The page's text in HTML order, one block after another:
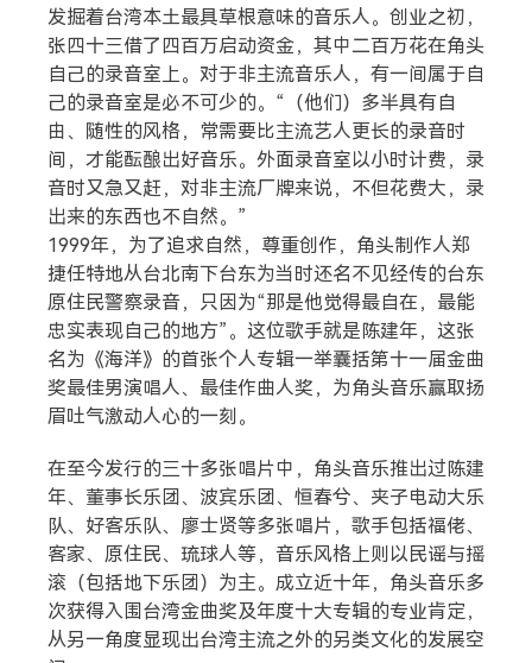
摄影
发掘着台湾本土最具草根意味的音乐人。创业之初，
张四十三借了四百万启动资金，其中二百万花在角头
自己的录音室上。对于非主流音乐人，有一间属于自
己的录音室是必不可少的。“（他们）多半具有自
由、随性的风格，常需要比主流艺人更长的录音时
间，才能酝酿出好音乐。外面录音室以小时计费，录
音时又急又赶，对非主流厂牌来说，不但花费大，录
出来的东西也不自然。”
1999年，为了追求自然，尊重创作，角头制作人郑
捷任特地从台北南下台东为当时还名不见经传的台东
原住民警察录音，只因为“那是他觉得最自在，最能
忠实表现自己的地方”。这位歌手就是陈建年，这张
名为《海洋》的首张个人专辑一举囊括第十一届金曲
奖最佳男演唱人、最佳作曲人奖，为角头音乐赢取扬
眉吐气激动人心的一刻。
在至今发行的三十多张唱片中，角头音乐推出过陈建
年、董事长乐团、波宾乐团、恒春兮、夹子电动大乐
队、好客乐队、廖士贤等多张唱片，歌手包括福佬、
客家、原住民、琉球人等，音乐风格上则以民谣与摇
滚（包括地下乐团）为主。成立近十年，角头音乐多
次获得入围台湾金曲奖及年度十大专辑的专业肯定，
从另一角度显现出台湾主流之外的另类文化的发展空